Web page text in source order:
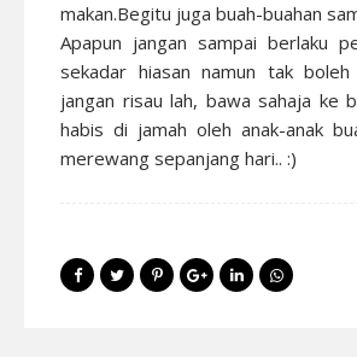
makan.Begitu juga buah-buahan
Apapun jangan sampai berlaku
sekadar hiasan namun tak boleh
jangan risau lah, bawa sahaja ke
habis di jamah oleh anak-anak
merewang sepanjang hari.. :)